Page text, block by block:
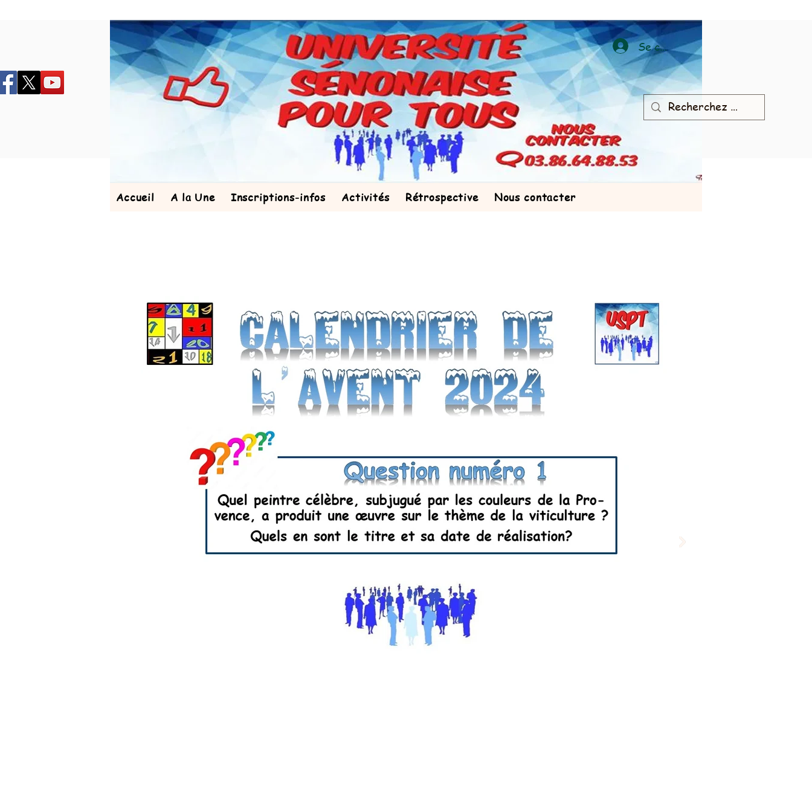
Se connecter
Accueil A la Une Inscriptions-infos Activités Rétrospective Nous contacter